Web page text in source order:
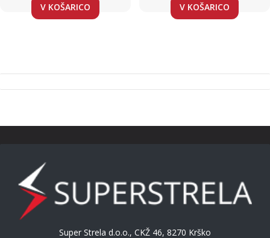
V KOŠARICO V KOŠARICO
Super Strela d.o.o., CKŽ 46, 8270 Krško